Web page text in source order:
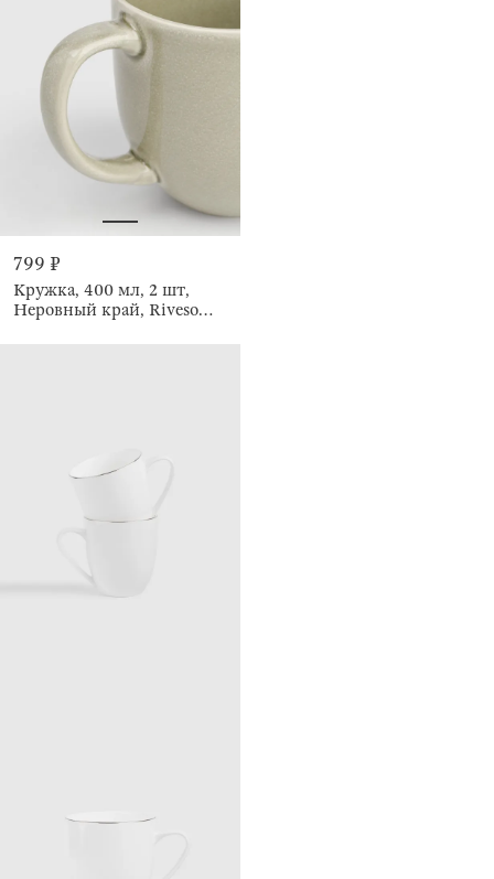
799 ₽
Кружка, 400 мл, 2 шт,
Неровный край, Riveso